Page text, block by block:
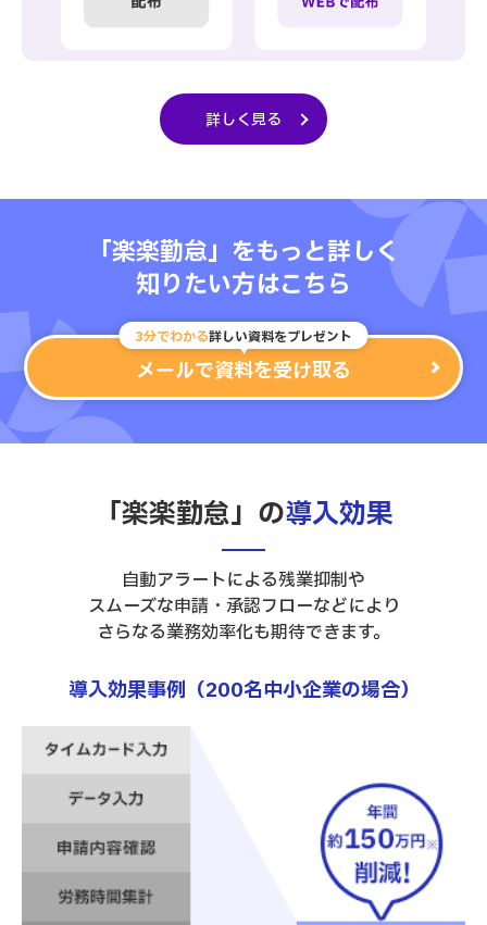
詳しく見る
「楽楽勤怠」をもっと詳しく
知りたい方はこちら
3分でわかる詳しい資料をプレゼント
メールで資料を受け取る
「楽楽勤怠」の導入効果
自動アラートによる残業抑制や
スムーズな申請・承認フローなどにより
さらなる業務効率化も期待できます。
導入効果事例（200名中小企業の場合）